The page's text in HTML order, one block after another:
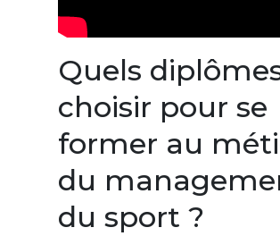
Quels
choisir pour se
former au
du
du sport ?